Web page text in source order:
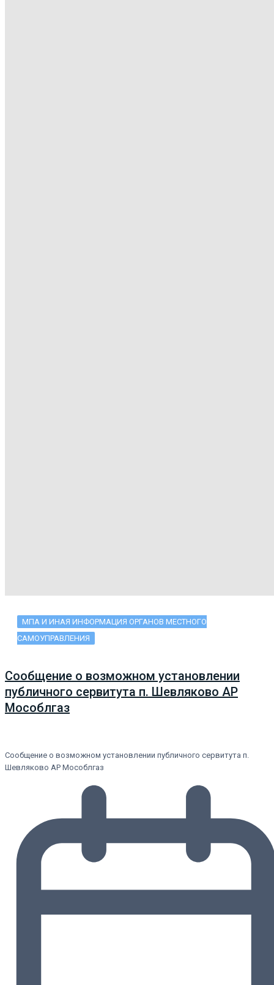
МПА И ИНАЯ ИНФОРМАЦИЯ ОРГАНОВ МЕСТНОГО
САМОУПРАВЛЕНИЯ
Сообщение о возможном установлении
публичного сервитута п. Шевляково АР
Мособлгаз
Сообщение о возможном установлении публичного сервитута п.
Шевляково АР Мособлгаз